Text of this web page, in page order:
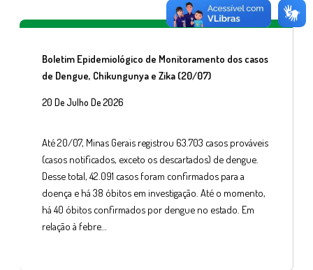
Boletim Epidemiológico de Monitoramento dos casos
de Dengue, Chikungunya e Zika (20/07)
20 De Julho De 2026
Até 20/07, Minas Gerais registrou 63.703 casos prováveis
(casos notificados, exceto os descartados) de dengue.
Desse total, 42.091 casos foram confirmados para a
doença e há 38 óbitos em investigação. Até o momento,
há 40 óbitos confirmados por dengue no estado. Em
relação à febre…